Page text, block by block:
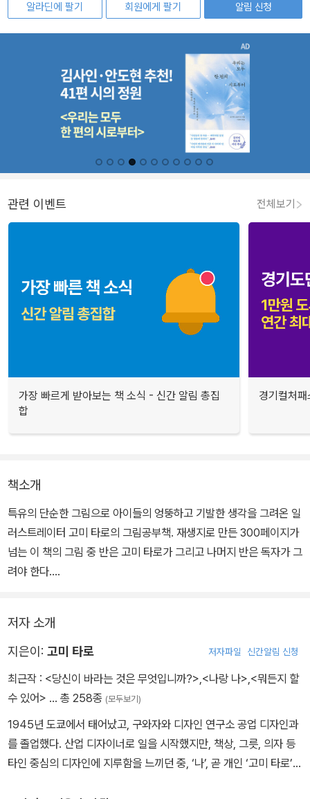
알라딘에 팔기
회원에게 팔기
알림 신청
관련 이벤트 전체보기
가장 빠르게 받아보는 책 소식 - 신간 알림 총집
합
경기컬처
책소개
특유의 단순한 그림으로 아이들의 엉뚱하고 기발한 생각을 그려온 일
러스트레이터 고미 타로의 그림공부책. 재생지로 만든 300페이지가
넘는 이 책의 그림 중 반은 고미 타로가 그리고 나머지 반은 독자가 그
려야 한다.
자', '계단을 내려가는 사람을 그려보자', '무지개를 그리자', '오징어와
문어의 다리를 그려보자', '좋아하는 텔레비전 프로그램을 그려보자'
멋대로 그리면 된다.
스스로 신나게 문제를 해결해가면서 그림을 그리는 사이 자기도 모르
게 새로운 시각으로 생각하는 창의력이 생긴다. 책 위에 편안하게 노
는 가운데 자신이 원하는 모양과 색깔을 표현할 수 있게 된다.
저자 소개
지은이: 고미 타로 저자파일 신간알림 신청
최근작 : <당신이 바라는 것은 무엇입니까?>,<나랑 나>,<뭐든지 할
수 있어> … 총 258종 (모두보기)
1945년 도쿄에서 태어났고, 구와자와 디자인 연구소 공업 디자인과
를 졸업했다. 산업 디자이너로 일을 시작했지만, 책상, 그릇, 의자 등
타인 중심의 디자인에 지루함을 느끼던 중, ‘나’, 곧 개인 ‘고미 타로’